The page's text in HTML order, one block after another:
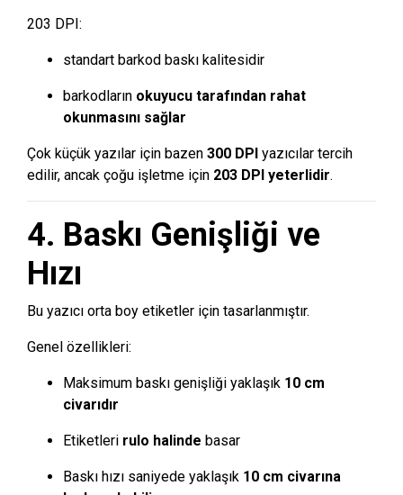
203 DPI:
standart barkod baskı kalitesidir
barkodların okuyucu tarafından rahat
okunmasını sağlar
Çok küçük yazılar için bazen 300 DPI yazıcılar tercih
edilir, ancak çoğu işletme için 203 DPI yeterlidir.
4. Baskı Genişliği ve
Hızı
Bu yazıcı orta boy etiketler için tasarlanmıştır.
Genel özellikleri:
Maksimum baskı genişliği yaklaşık 10 cm
civarıdır
Etiketleri rulo halinde basar
Baskı hızı saniyede yaklaşık 10 cm civarına